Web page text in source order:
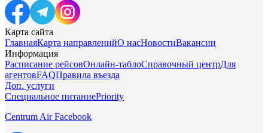
Карта сайта
ГлавнаяКарта направленийО насНовостиВакансии
Информация
Расписание рейсовОнлайн-таблоСправочный центрДля
агентовFAQПравила въезда
Доп. услуги
Специальное питаниеPriority
Centrum Air Facebook